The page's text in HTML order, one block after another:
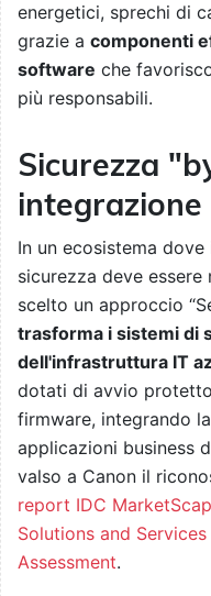
energetici, sprechi di
grazie a componenti
software che
più responsabili.
Sicurezza
integrazione
In un ecosistema
sicurezza deve essere
scelto un approccio
trasforma i sistemi di
dell'infrastruttura IT
dotati di avvio
firmware, integrando
applicazioni business
valso a Canon il
report IDC
Solutions and
Assessment.